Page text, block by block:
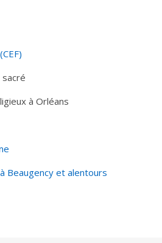
sacré
à Orléans
Beaugency et alentours